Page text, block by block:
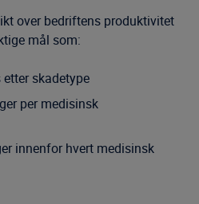
over bedriftens produktivitet
mål som:
skadetype
per medisinsk
innenfor hvert medisinsk